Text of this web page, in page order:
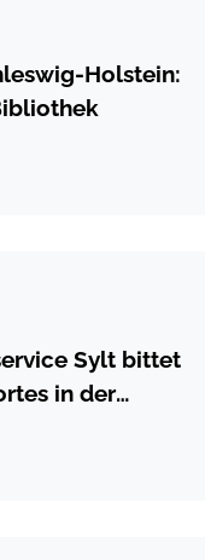
Holstein:
Sylt bittet
in der